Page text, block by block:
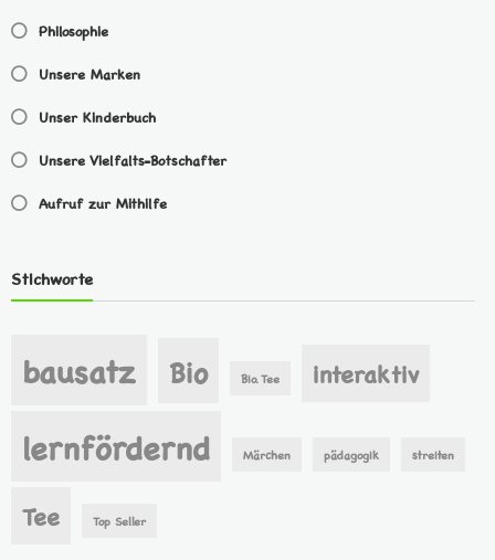
Philosophie
Unsere Marken
Unser Kinderbuch
Unsere Vielfalts-Botschafter
Aufruf zur Mithilfe
Stichworte
bausatz Bio Bio. Tee interaktiv
lernfördernd Märchen pädagogik streiten
Tee Top Seller